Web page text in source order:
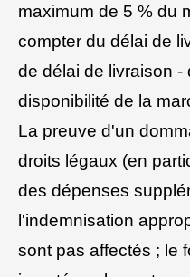
maximum de 5 % du
compter du délai de
de délai de livraison -
disponibilité de la
La preuve d'un
droits légaux (en
des dépenses
l'indemnisation
sont pas affectés ; le